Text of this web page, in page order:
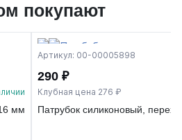
покупают
мм
Артикул: 00-00005898
290 ₽
Клубная цена 276 ₽
Патрубок силиконовый,